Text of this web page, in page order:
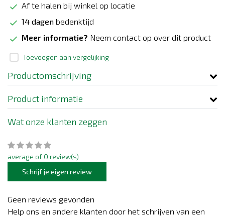
Af te halen bij winkel op locatie
14 dagen bedenktijd
Meer informatie? Neem contact op over dit product
Toevoegen aan vergelijking
Productomschrijving
Product informatie
Wat onze klanten zeggen
average of 0 review(s)
Schrijf je eigen review
Geen reviews gevonden
Help ons en andere klanten door het schrijven van een